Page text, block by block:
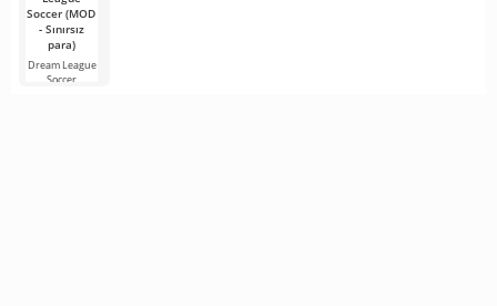
Soccer (MOD
- Sınırsız
para)
Dream League
Soccer,